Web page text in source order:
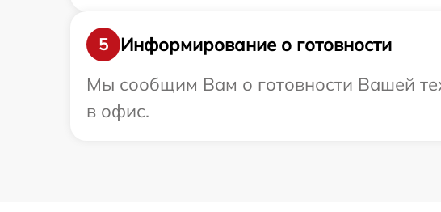
5
Информирование о готовности
Мы сообщим Вам о готовности Вашей
в офис.